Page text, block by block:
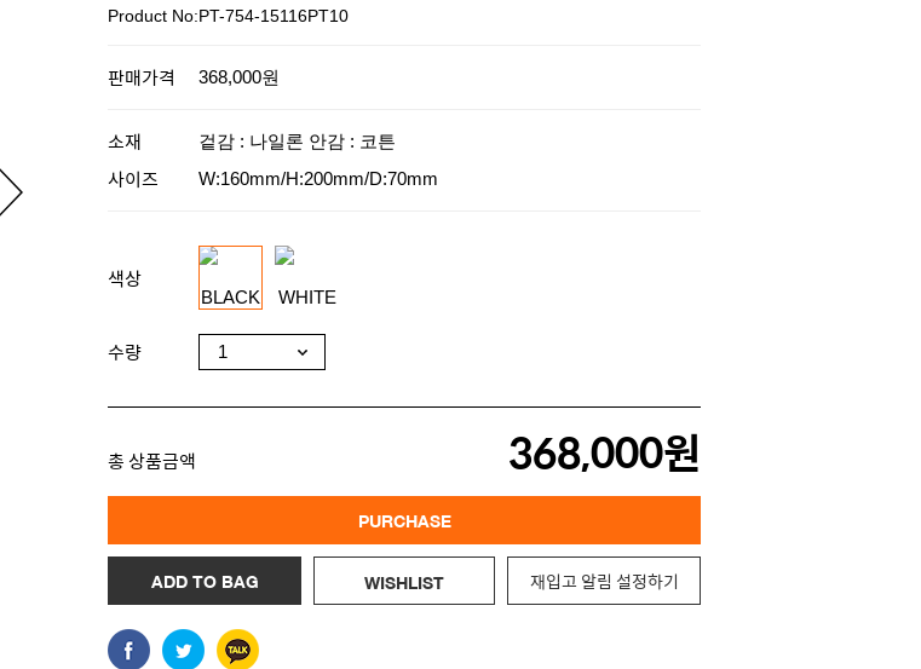
Product No:PT-754-15116PT10
판매가격 368,000원
소재 겉감 : 나일론 안감 : 코튼
사이즈 W:160mm/H:200mm/D:70mm
색상
수량
총 상품금액 368,000원
PURCHASE
ADD TO BAG WISHLIST 재입고 알림 설정하기